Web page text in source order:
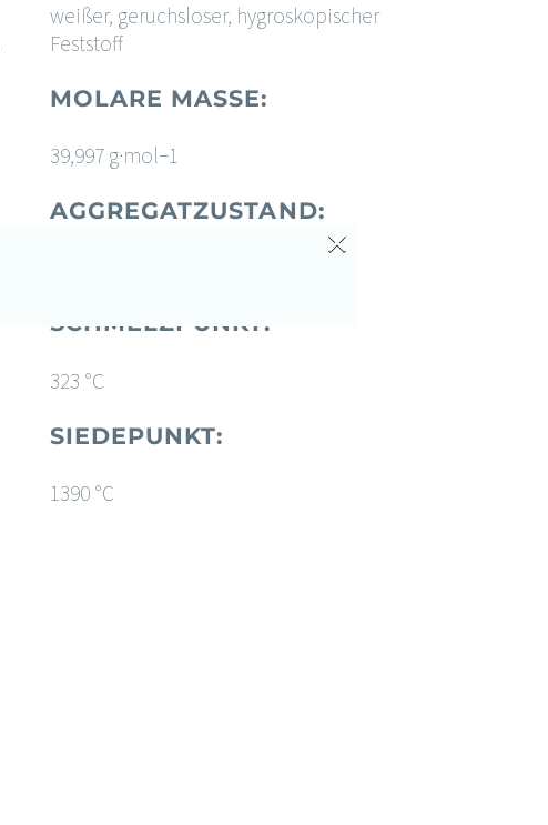
weißer, geruchsloser, hygroskopischer
Feststoff
MOLARE MASSE:
39,997 g·mol−1
AGGREGATZUSTAND:
SCHMELZPUNKT:
323 °C
SIEDEPUNKT:
1390 °C
×